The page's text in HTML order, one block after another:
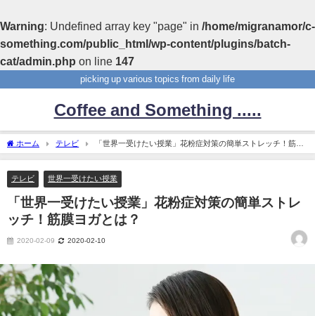
Warning: Undefined array key "page" in /home/migranamor/c-
something.com/public_html/wp-content/plugins/batch-
cat/admin.php on line 147
picking up various topics from daily life
Coffee and Something .....
ホーム テレビ
「世界一受けたい授業」花粉症対策の簡単ストレッチ！筋膜
ヨガとは？
テレビ 世界一受けたい授業
「世界一受けたい授業」花粉症対策の簡単ストレ
ッチ！筋膜ヨガとは？
2020-02-09 2020-02-10